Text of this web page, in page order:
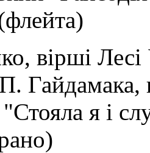
вірші
Гайдамака,
я і